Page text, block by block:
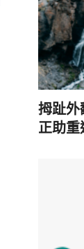
拇趾外
正助重